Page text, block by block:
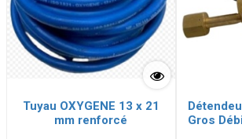
Tuyau OXYGENE 13 x 21
mm renforcé
Gros